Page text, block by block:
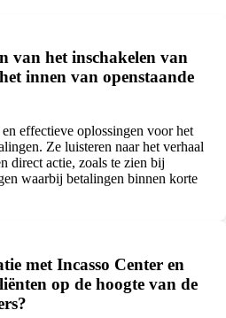
van het inschakelen van
innen van openstaande
effectieve oplossingen voor het
Ze luisteren naar het verhaal
direct actie, zoals te zien bij
waarbij betalingen binnen korte
met Incasso Center en
op de hoogte van de